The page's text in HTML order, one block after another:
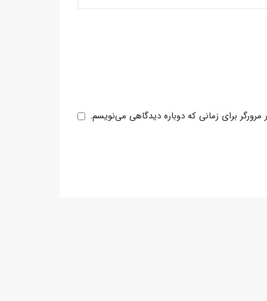
برای زمانی که دوباره دیدگاهی می‌نویسم.